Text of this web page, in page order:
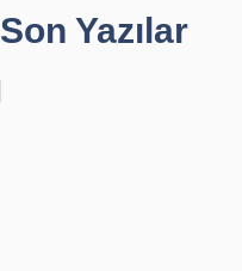
Son Yazılar